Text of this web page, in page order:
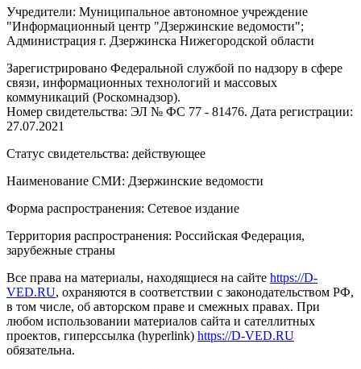
Учредители: Муниципальное автономное учреждение
"Информационный центр "Дзержинские ведомости";
Администрация г. Дзержинска Нижегородской области
Зарегистрировано Федеральной службой по надзору в сфере
связи, информационных технологий и массовых
коммуникаций (Роскомнадзор).
Номер свидетельства: ЭЛ № ФС 77 - 81476. Дата регистрации:
27.07.2021
Статус свидетельства: действующее
Наименование СМИ: Дзержинские ведомости
Форма распространения: Сетевое издание
Территория распространения: Российская Федерация,
зарубежные страны
Все права на материалы, находящиеся на сайте https://D-
VED.RU, охраняются в соответствии с законодательством РФ,
в том числе, об авторском праве и смежных правах. При
любом использовании материалов сайта и сателлитных
проектов, гиперссылка (hyperlink) https://D-VED.RU
обязательна.